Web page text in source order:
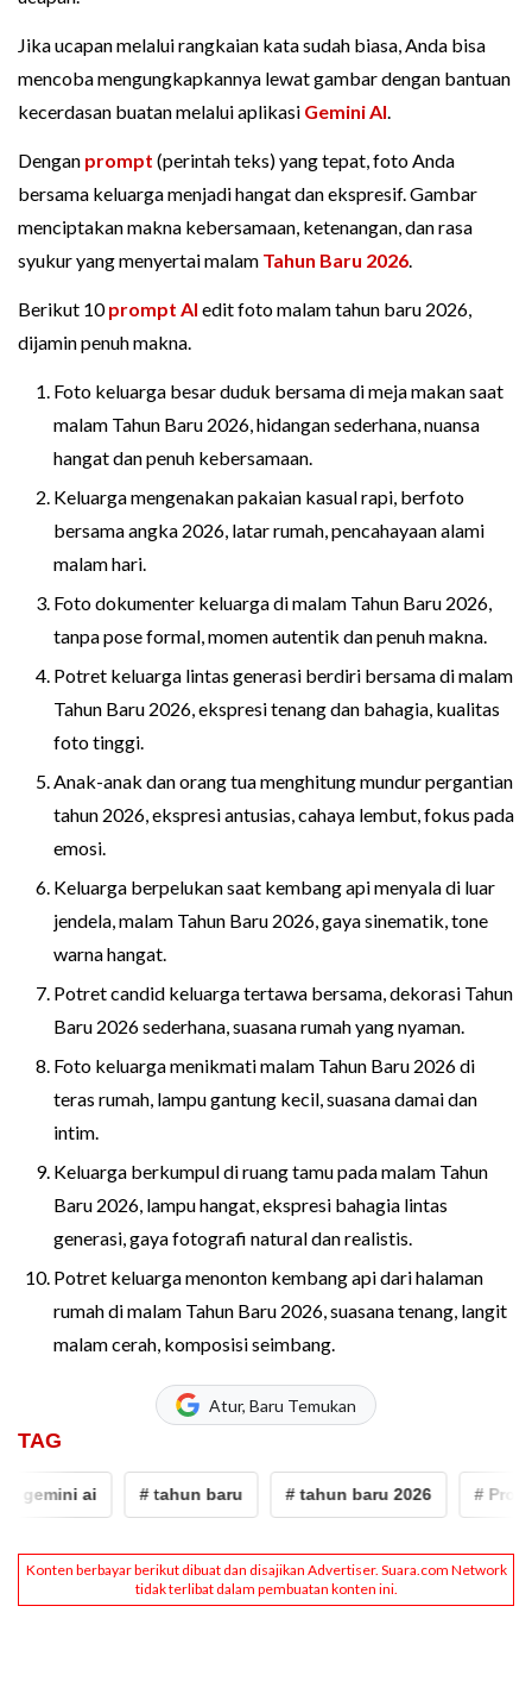
Jika ucapan melalui rangkaian kata sudah biasa, Anda bisa
mencoba mengungkapkannya lewat gambar dengan bantuan
kecerdasan buatan melalui aplikasi Gemini AI.
Dengan prompt (perintah teks) yang tepat, foto Anda
bersama keluarga menjadi hangat dan ekspresif. Gambar
menciptakan makna kebersamaan, ketenangan, dan rasa
syukur yang menyertai malam Tahun Baru 2026.
Berikut 10prompt AI edit foto malam tahun baru 2026,
dijamin penuh makna.
Foto keluarga besar duduk bersama di meja makan saat
malam Tahun Baru 2026, hidangan sederhana, nuansa
hangat dan penuh kebersamaan.
Keluarga mengenakan pakaian kasual rapi, berfoto
bersama angka 2026, latar rumah, pencahayaan alami
malam hari.
Foto dokumenter keluarga di malam Tahun Baru 2026,
tanpa pose formal, momen autentik dan penuh makna.
Potret keluarga lintas generasi berdiri bersama di malam
Tahun Baru 2026, ekspresi tenang dan bahagia, kualitas
foto tinggi.
Anak-anak dan orang tua menghitung mundur pergantian
tahun 2026, ekspresi antusias, cahaya lembut, fokus pada
emosi.
Keluarga berpelukan saat kembang api menyala di luar
jendela, malam Tahun Baru 2026, gaya sinematik, tone
warna hangat.
Potret candid keluarga tertawa bersama, dekorasi Tahun
Baru 2026 sederhana, suasana rumah yang nyaman.
Foto keluarga menikmati malam Tahun Baru 2026 di
teras rumah, lampu gantung kecil, suasana damai dan
intim.
Keluarga berkumpul di ruang tamu pada malam Tahun
Baru 2026, lampu hangat, ekspresi bahagia lintas
generasi, gaya fotografi natural dan realistis.
Potret keluarga menonton kembang api dari halaman
rumah di malam Tahun Baru 2026, suasana tenang, langit
malam cerah, komposisi seimbang.
Atur, Baru Temukan
TAG
ai # tahun baru # tahun baru 2026 # Prompt